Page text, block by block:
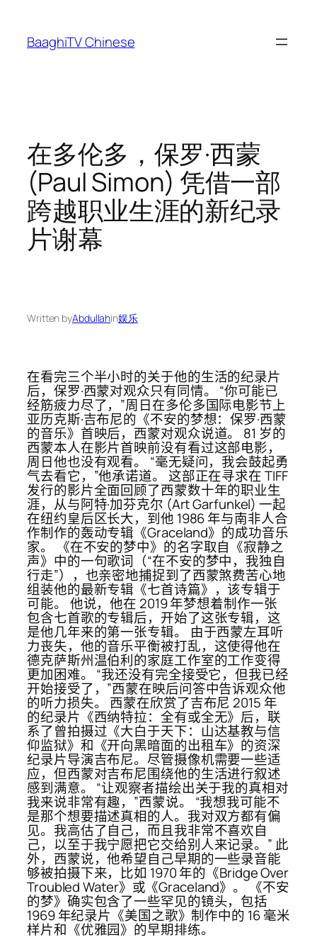
content
BaaghiTV Chinese
在多伦多，保罗·西蒙
(Paul Simon) 凭借一部
跨越职业生涯的新纪录
片谢幕
Written byAbdullahin娱乐
在看完三个半小时的关于他的生活的纪录片
后，保罗·西蒙对观众只有同情。 “你可能已
经筋疲力尽了，”周日在多伦多国际电影节上
亚历克斯·吉布尼的《不安的梦想：保罗·西蒙
的音乐》首映后，西蒙对观众说道。 81 岁的
西蒙本人在影片首映前没有看过这部电影，
周日他也没有观看。 “毫无疑问，我会鼓起勇
气去看它，”他承诺道。 这部正在寻求在 TIFF
发行的影片全面回顾了西蒙数十年的职业生
涯，从与阿特·加芬克尔 (Art Garfunkel) 一起
在纽约皇后区长大，到他 1986 年与南非人合
作制作的轰动专辑《Graceland》的成功音乐
家。 《在不安的梦中》的名字取自《寂静之
声》中的一句歌词（“在不安的梦中，我独自
行走”），也亲密地捕捉到了西蒙煞费苦心地
组装他的最新专辑《七首诗篇》，该专辑于
可能。 他说，他在 2019 年梦想着制作一张
包含七首歌的专辑后，开始了这张专辑，这
是他几年来的第一张专辑。 由于西蒙左耳听
力丧失，他的音乐平衡被打乱，这使得他在
德克萨斯州温伯利的家庭工作室的工作变得
更加困难。 “我还没有完全接受它，但我已经
开始接受了，”西蒙在映后问答中告诉观众他
的听力损失。 西蒙在欣赏了吉布尼 2015 年
的纪录片《西纳特拉：全有或全无》后，联
系了曾拍摄过《大白于天下：山达基教与信
仰监狱》和《开向黑暗面的出租车》的资深
纪录片导演吉布尼。尽管摄像机需要一些适
应，但西蒙对吉布尼围绕他的生活进行叙述
感到满意。 “让观察者描绘出关于我的真相对
我来说非常有趣，”西蒙说。 “我想我可能不
是那个想要描述真相的人。我对双方都有偏
见。我高估了自己，而且我非常不喜欢自
己，以至于我宁愿把它交给别人来记录。” 此
外，西蒙说，他希望自己早期的一些录音能
够被拍摄下来，比如 1970 年的《Bridge Over
Troubled Water》或《Graceland》。 《不安
的梦》确实包含了一些罕见的镜头，包括
1969 年纪录片《美国之歌》制作中的 16 毫米
样片和《优雅园》的早期排练。